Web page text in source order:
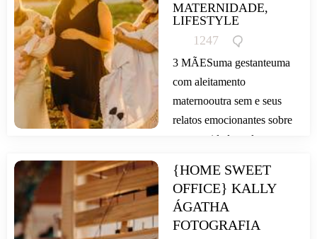
MATERNIDADE,
LIFESTYLE
1247
3 MÃESuma gestanteuma
com aleitamento
maternooutra sem e seus
relatos emocionantes sobre
a maternidade real na
das mães:Sobre...
{HOME SWEET
OFFICE} KALLY
ÁGATHA
FOTOGRAFIA